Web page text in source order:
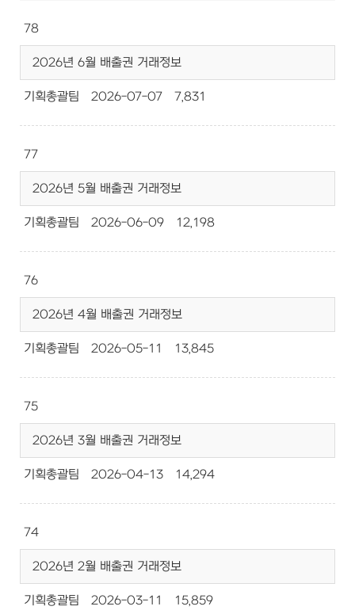
78
2026년 6월 배출권 거래정보
기획총괄팀 2026-07-07 7,831
77
2026년 5월 배출권 거래정보
기획총괄팀 2026-06-09 12,198
76
2026년 4월 배출권 거래정보
기획총괄팀 2026-05-11 13,845
75
2026년 3월 배출권 거래정보
기획총괄팀 2026-04-13 14,294
74
2026년 2월 배출권 거래정보
기획총괄팀 2026-03-11 15,859